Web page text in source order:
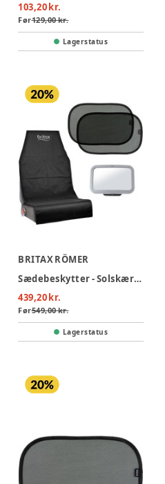
103,20 kr.
Før129,00 kr.
Lagerstatus
BRITAX RÖMER
Sædebeskytter - Solskærm - Babyspejl pakke
439,20 kr.
Før549,00 kr.
Lagerstatus